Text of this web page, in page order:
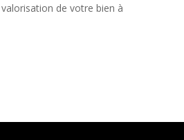
valorisation de votre bien à